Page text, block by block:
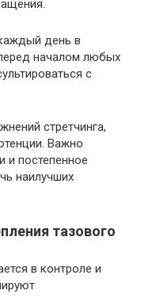
день в
началом любых
с
стретчинга,
Важно
и постепенное
наилучших
тазового
в контроле и